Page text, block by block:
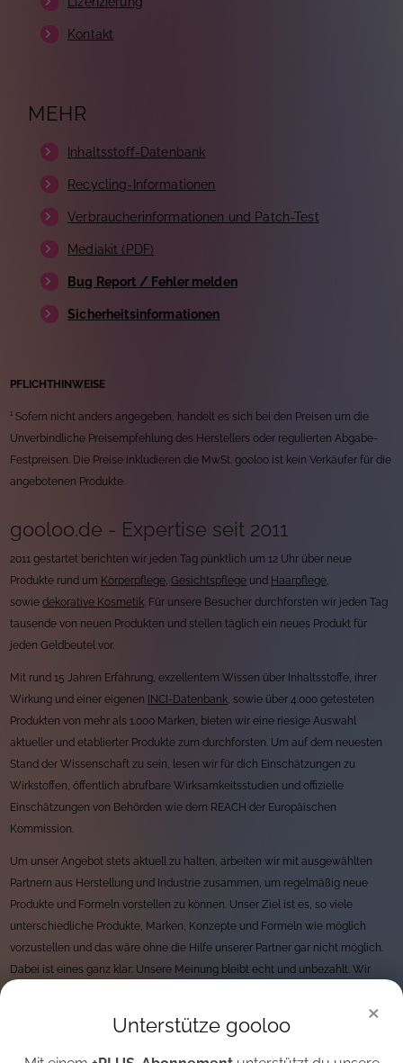
Kontakt
MEHR
Inhaltsstoff-Datenbank
Recycling-Informationen
Verbraucherinformationen und Patch-Test
Mediakit (PDF)
Bug Report / Fehler melden
Sicherheitsinformationen
PFLICHTHINWEISE
¹ Sofern nicht anders angegeben, handelt es sich bei den Preisen um die
Unverbindliche Preisempfehlung des Herstellers oder regulierten Abgabe-
Festpreisen. Die Preise inkludieren die MwSt. gooloo ist kein Verkäufer für die
angebotenen Produkte.
gooloo.de - Expertise seit 2011
2011 gestartet berichten wir jeden Tag pünktlich um 12 Uhr über neue
Produkte rund um Körperpflege ,Gesichtspflege und Haarpflege
sowiedekorative Kosmetik . Für unsere Besucher durchforsten wir jeden Tag
tausende von neuen Produkten und stellen täglich ein neues Produkt für
jeden Geldbeutel vor.
Mit rund 15 Jahren Erfahrung, exzellentem Wissen über Inhaltsstoffe, ihrer
Wirkung und einer eigenen INCI-Datenbank , sowie über 4.000 getesteten
Produkten von mehr als 1.000 Marken, bieten wir eine riesige Auswahl
aktueller und etablierter Produkte zum durchforsten. Um auf dem neuesten
Stand der Wissenschaft zu sein, lesen wir für dich Einschätzungen zu
Wirkstoffen, öffentlich abrufbare Wirksamkeitsstudien und offizielle
Einschätzungen von Behörden wie dem REACH der Europäischen
Kommission.
Um unser Angebot stets aktuell zu halten, arbeiten wir mit ausgewählten
Partnern aus Herstellung und Industrie zusammen, um regelmäßig neue
Produkte und Formeln vorstellen zu können. Unser Ziel ist es, so viele
unterschiedliche Produkte, Marken, Konzepte und Formeln wie möglich
vorzustellen und das wäre ohne die Hilfe unserer Partner gar nicht möglich.
Dabei ist eines ganz klar: Unsere Meinung bleibt echt und unbezahlt. Wir
markenunabhängige Werbung, sowie Beiträgen unserer
×
Unterstütze gooloo